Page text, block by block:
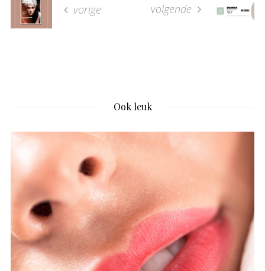
vorige volgende
Ook leuk